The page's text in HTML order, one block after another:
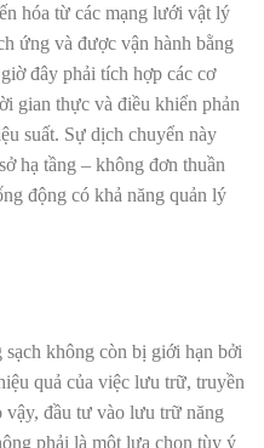
hóa từ các mạng lưới vật lý
ứng và được vận hành bằng
đây phải tích hợp các cơ
gian thực và điều khiển phản
suất. Sự dịch chuyển này
hạ tầng – không đơn thuần
động có khả năng quản lý
không còn bị giới hạn bởi
quả của việc lưu trữ, truyền
đầu tư vào lưu trữ năng
phải là một lựa chọn tùy ý